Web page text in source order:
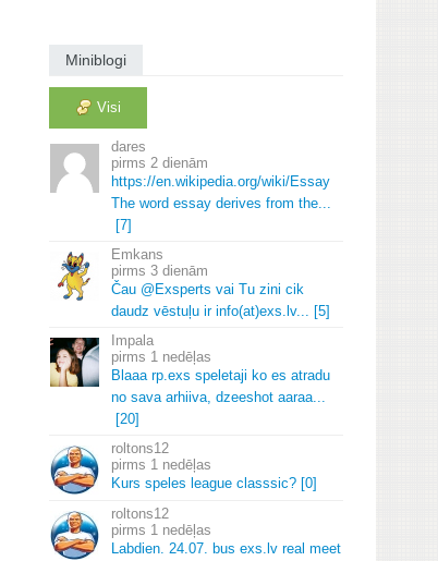
Miniblogi
Visi
dares
2 dienām
https://en.wikipedia.org/wiki/Essay
The word essay derives from the...
[7]
Emkans
3 dienām
Čau @Exsperts vai Tu zini cik
daudz vēstuļu ir info(at)exs. lv... [5]
Impala
1 nedēļas
Blaaa rp.exs speletaji ko es atradu
no sava arhiiva, dzeeshot aaraa...
[20]
roltons12
1 nedēļas
Kurs speles league classsic? [0]
roltons12
1 nedēļas
Labdien. 24.07. bus exs. lv real meet